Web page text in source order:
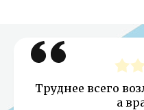
Труднее всего
а